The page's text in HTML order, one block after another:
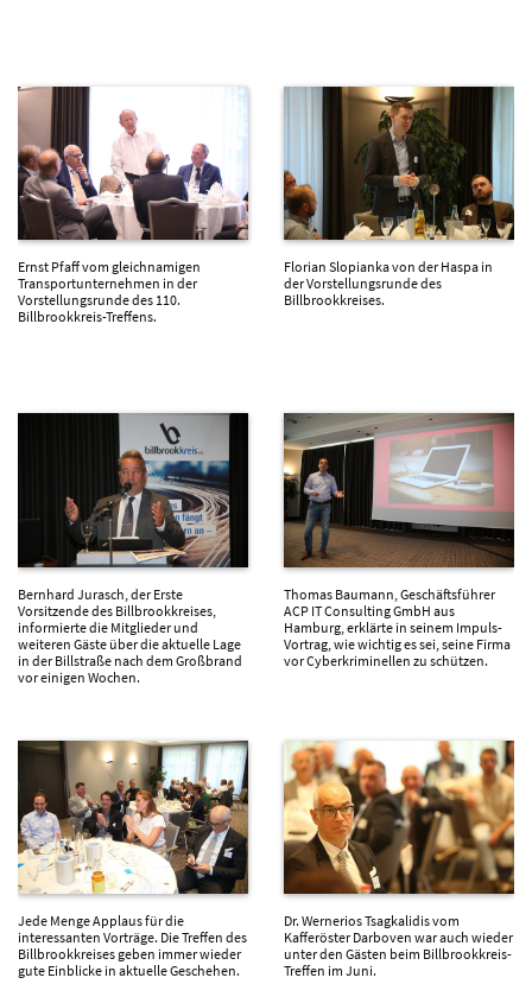
Ernst Pfaff vom gleichnamigen
Transportunternehmen in der
Vorstellungsrunde des 110.
Billbrookkreis-Treffens.
Florian Slopianka von der Haspa in
der Vorstellungsrunde des
Billbrookkreises.
Bernhard Jurasch, der Erste
Vorsitzende des Billbrookkreises,
informierte die Mitglieder und
weiteren Gäste über die aktuelle Lage
in der Billstraße nach dem Großbrand
vor einigen Wochen.
Thomas Baumann, Geschäftsführer
ACP IT Consulting GmbH aus
Hamburg, erklärte in seinem Impuls-
Vortrag, wie wichtig es sei, seine Firma
vor Cyberkriminellen zu schützen.
Jede Menge Applaus für die
interessanten Vorträge. Die Treffen des
Billbrookkreises geben immer wieder
gute Einblicke in aktuelle Geschehen.
Dr. Wernerios Tsagkalidis vom
Kafferöster Darboven war auch wieder
unter den Gästen beim Billbrookkreis-
Treffen im Juni.